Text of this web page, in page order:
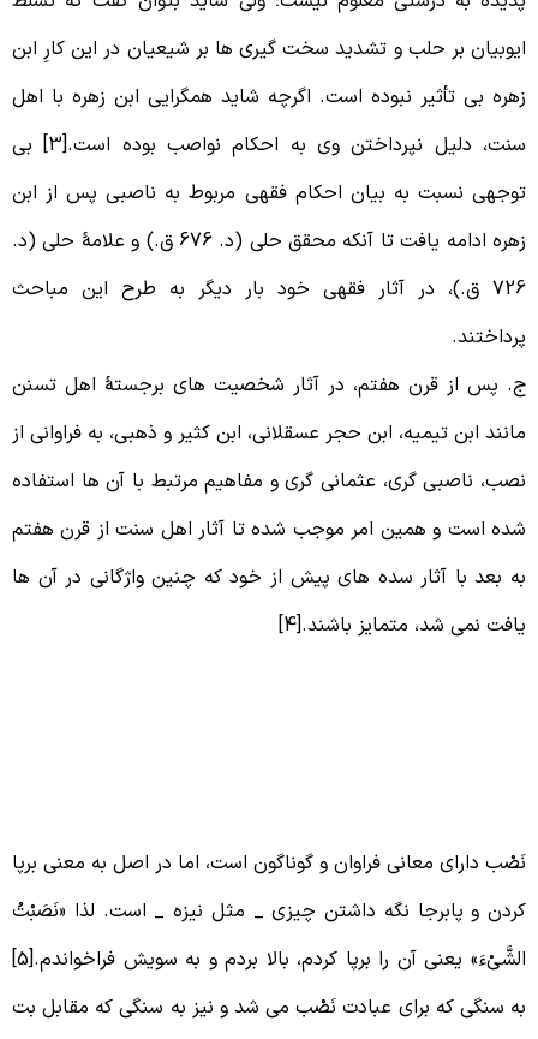
بر حلب و تشدید سخت گیری ها بر شیعیان در این کارِ ابن
بی تأثیر نبوده است. اگرچه شاید همگرایی ابن زهره با اهل
سنت، دلیل نپرداختن وی به احکام نواصب بوده است.[3] بی
نسبت به بیان احکام فقهی مربوط به ناصبی پس از ابن
زهره ادامه یافت تا آنکه محقق حلی (د. 676 ق.) و علامۀ حلی (د.
726 ق.)، در آثار فقهی خود بار دیگر به طرح این مباحث
پس از قرن هفتم، در آثار شخصیت های برجستۀ اهل تسنن
ابن تیمیه، ابن حجر عسقلانی، ابن کثیر و ذهبی، به فراوانی از
ناصبی گری، عثمانی گری و مفاهیم مرتبط با آن ها استفاده
است و همین امر موجب شده تا آثار اهل سنت از قرن هفتم
بعد با آثار سده های پیش از خود که چنین واژگانی در آن ها
نمی شد، متمایز باشند.[4]
دارای معانی فراوان و گوناگون است، اما در اصل به معنی برپا
و پابرجا نگه داشتن چیزی _ مثل نیزه _ است. لذا «نَصَبْتُ
الشَّىْءَ» یعنی آن را برپا کردم، بالا بردم و به سویش فراخواندم.[5]
سنگی که برای عبادت نَصْب می شد و نیز به سنگی که مقابل بت